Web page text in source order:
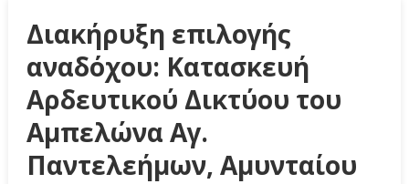
Διακήρυξη επιλογής
αναδόχου: Κατασκευή
Αρδευτικού Δικτύου του
Αμπελώνα Αγ.
Παντελεήμων, Αμυνταίου